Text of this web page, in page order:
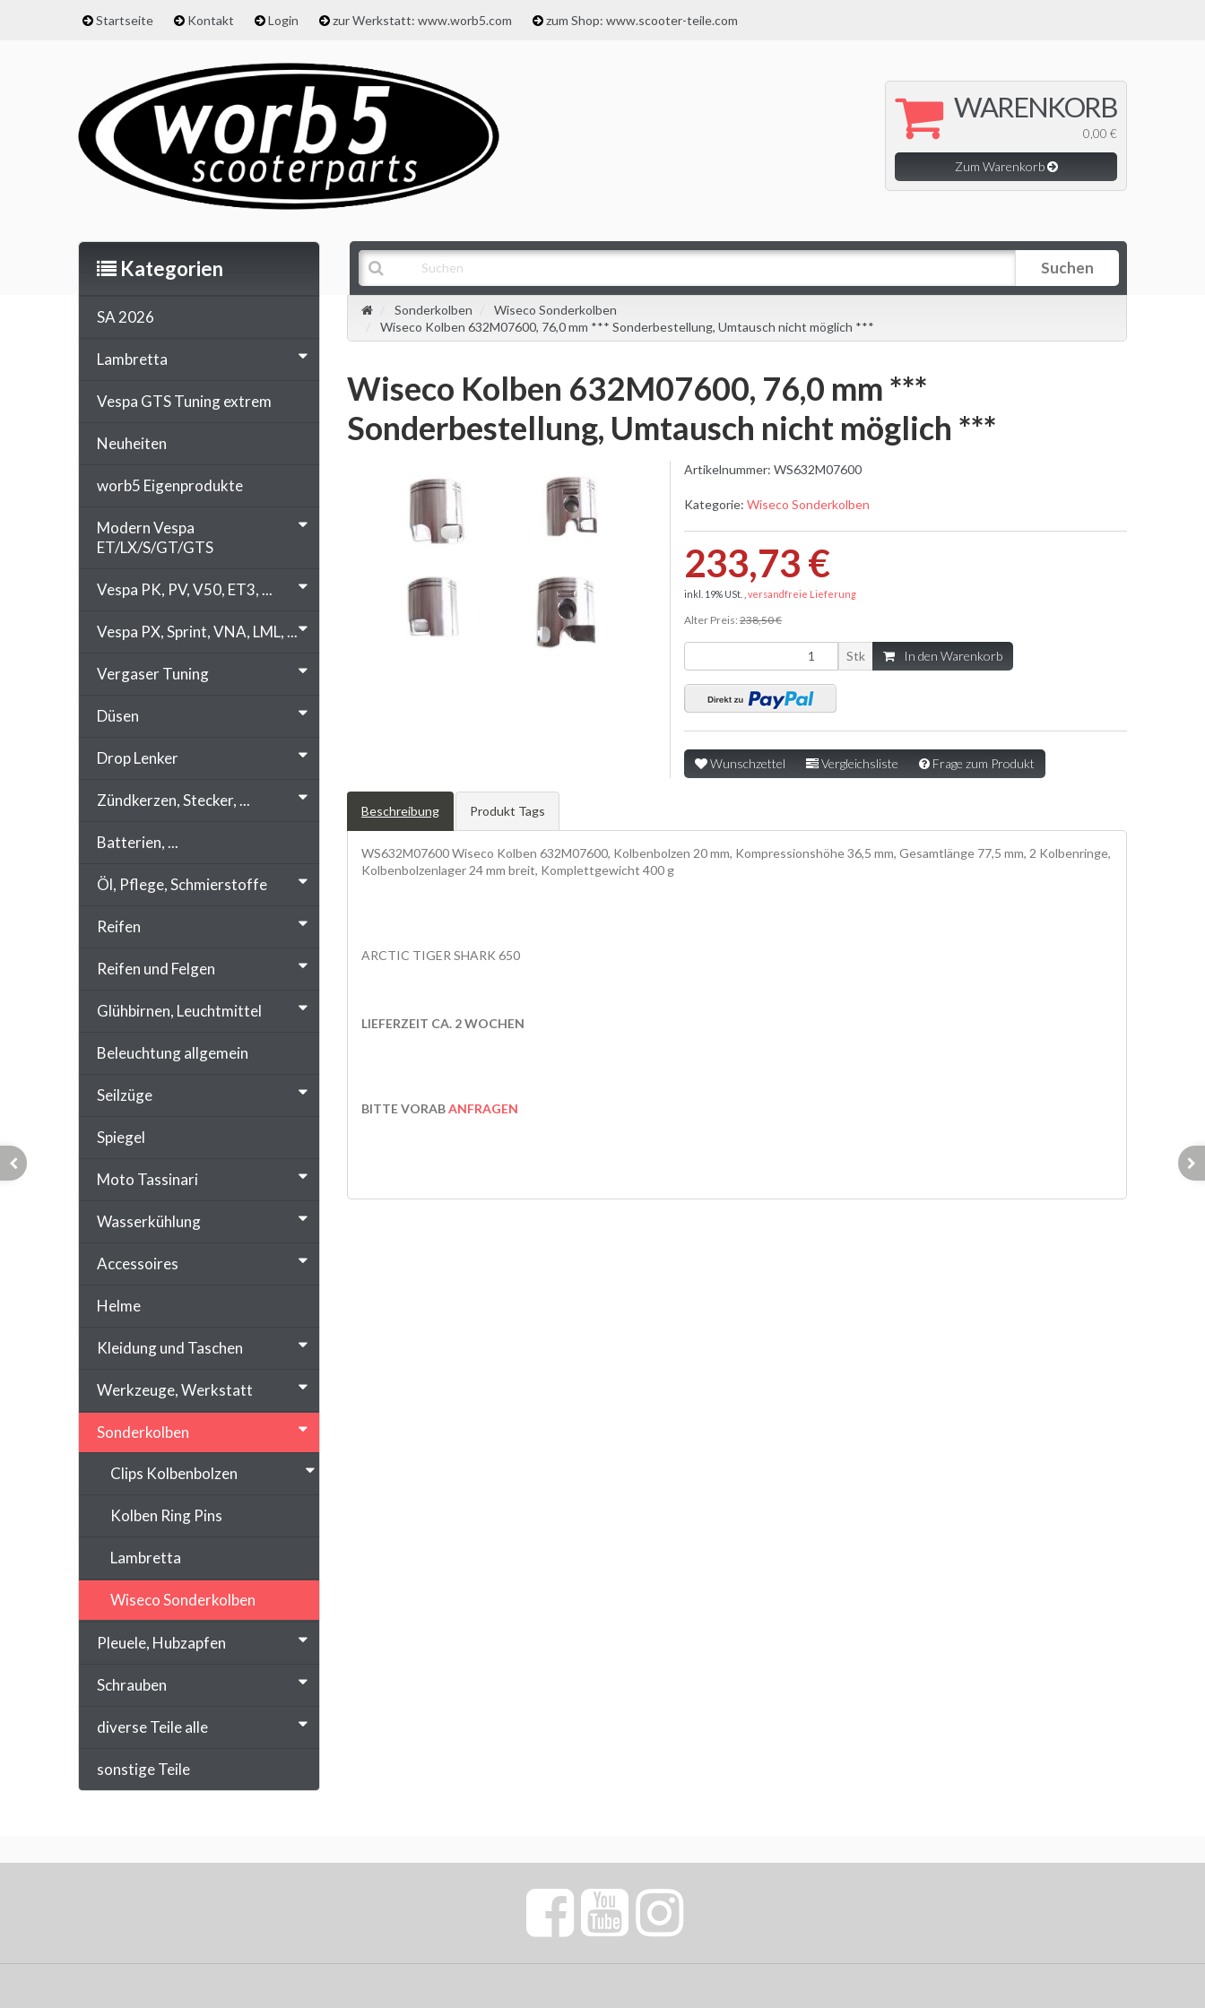
Startseite Kontakt Login zur Werkstatt: www.worb5.com zum Shop: www.scooter-teile.com
WARENKORB
0,00 €
Zum Warenkorb
Suchen
Sonderkolben
Wiseco Sonderkolben
Wiseco Kolben 632M07600, 76,0 mm *** Sonderbestellung, Umtausch nicht möglich ***
Wiseco Kolben 632M07600, 76,0 mm ***
Sonderbestellung, Umtausch nicht möglich ***
Artikelnummer: WS632M07600
Kategorie: Wiseco Sonderkolben
233,73 €
inkl. 19% USt. , versandfreie Lieferung
Alter Preis: 238,50 €
Stk In den Warenkorb
Wunschzettel Vergleichsliste Frage zum Produkt
Beschreibung Produkt Tags
WS632M07600 Wiseco Kolben 632M07600, Kolbenbolzen 20 mm, Kompressionshöhe 36,5 mm, Gesamtlänge 77,5 mm, 2 Kolbenringe,
Kolbenbolzenlager 24 mm breit, Komplettgewicht 400 g
ARCTIC TIGER SHARK 650
LIEFERZEIT CA. 2 WOCHEN
BITTE VORABANFRAGEN
Kategorien
SA 2026
Lambretta
Vespa GTS Tuning extrem
Neuheiten
worb5 Eigenprodukte
Modern Vespa
ET/LX/S/GT/GTS
Vespa PK, PV, V50, ET3, ...
Vespa PX, Sprint, VNA, LML, ...
Vergaser Tuning
Düsen
Drop Lenker
Zündkerzen, Stecker, ...
Batterien, ...
Öl, Pflege, Schmierstoffe
Reifen
Reifen und Felgen
Glühbirnen, Leuchtmittel
Beleuchtung allgemein
Seilzüge
Spiegel
Moto Tassinari
Wasserkühlung
Accessoires
Helme
Kleidung und Taschen
Werkzeuge, Werkstatt
Sonderkolben
Clips Kolbenbolzen
Kolben Ring Pins
Lambretta
Wiseco Sonderkolben
Pleuele, Hubzapfen
Schrauben
diverse Teile alle
sonstige Teile